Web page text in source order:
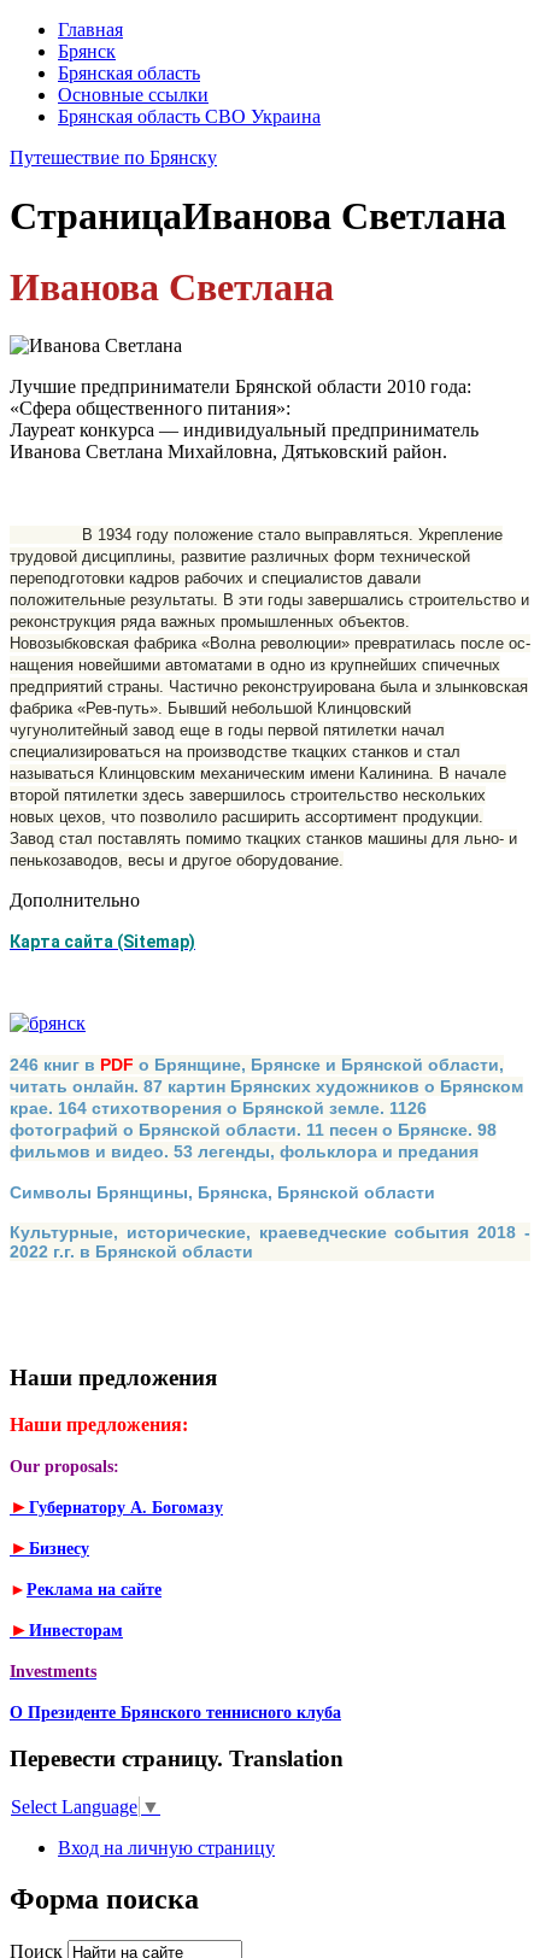
Главная
Брянск
Брянская область
Основные ссылки
Брянская область СВО Украина
Путешествие по Брянску
СтраницаИванова Светлана
Иванова Светлана
Лучшие предприниматели Брянской области 2010 года:
«Сфера общественного питания»:
Лауреат конкурса — индивидуальный предприниматель
Иванова Светлана Михайловна, Дятьковский район.
В 1934 году положение стало выправляться. Укрепление
трудовой дис­циплины, развитие различных форм технической
переподготовки кадров ра­бочих и специалистов давали
положительные результаты. В эти годы заверша­лись строительство и
реконструкция ряда важных промышленных объектов.
Новозыбковская фабрика «Волна революции» превратилась после ос­
нащения новейшими автоматами в одно из крупнейших спичечных
предпри­ятий страны. Частично реконструирована была и злынковская
фабрика «Рев-путь». Бывший небольшой Клинцовский
чугунолитейный завод еще в годы первой пятилетки начал
специализироваться на производстве ткацких стан­ков и стал
называться Клинцовским механическим имени Калинина. В начале
второй пятилетки здесь завершилось строительство нескольких
новых цехов, что позволило расширить ассортимент продукции.
Завод стал поставлять помимо ткацких станков машины для льно- и
пенькозаводов, весы и другое оборудование.
Дополнительно
Карта сайта (Sitemap)
246 книг в PDF о Брянщине, Брянске и Брянской области,
читать онлайн. 87 картин Брянских художников о Брянском
крае. 164 стихотворения о Брянской земле. 1126
фотографий о Брянской области. 11 песен о Брянске. 98
фильмов и видео. 53 легенды, фольклора и предания
Символы Брянщины, Брянска, Брянской области
Культурные, исторические, краеведческие события 2018 -
2022 г.г. в Брянской области
Наши предложения
Наши предложения:
Our proposals:
► Губернатору А. Богомазу
► Бизнесу
► Реклама на сайте
► Инвесторам
Investments
О Президенте Брянского теннисного клуба
Перевести страницу. Translation
Select Language ▼
Вход на личную страницу
Форма поиска
Поиск